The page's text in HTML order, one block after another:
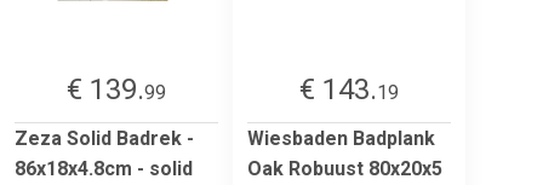
€ 139.99
Zeza Solid Badrek -
86x18x4.8cm - solid
€ 143.19
Wiesbaden Badplank
Oak Robuust 80x20x5